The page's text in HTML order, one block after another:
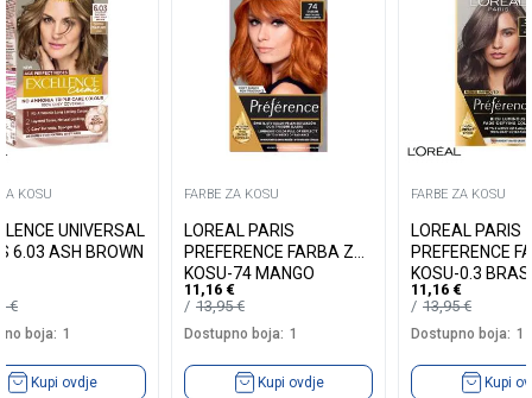
KOSU
UNIVERSAL
6.03 ASH BROWN
€
boja: 1
Kupi ovdje
FARBE ZA KOSU
LOREAL PARIS
PREFERENCE FARBA ZA
KOSU-74 MANGO
INTENSE COOPER
11,16 €
13,95€
Dostupno boja: 1
Kupi ovdje
FARBE ZA KOSU
LOREAL PARIS
PREFERENCE
KOSU-0.3
DARK BROWN
11,16 €
13,95€
Dostupno boja: 1
Kupi